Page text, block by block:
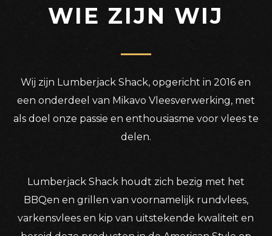
WIE ZIJN WIJ
Wij zijn Lumberjack Shack, opgericht in 2016 en
een onderdeel van Mikavo Vleesverwerking, met
als doel onze passie en enthousiasme voor vlees te
delen.
Lumberjack Shack houdt zich bezig met het
BBQen en grillen van voornamelijk rundvlees,
varkensvlees en kip van uitstekende kwaliteit en